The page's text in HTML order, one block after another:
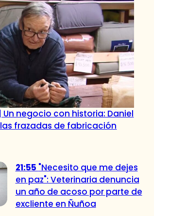
negocio con historia: Daniel
las frazadas de fabricación
21:55 "Necesito que me dejes
en paz": Veterinaria denuncia
un año de acoso por parte de
excliente en Ñuñoa